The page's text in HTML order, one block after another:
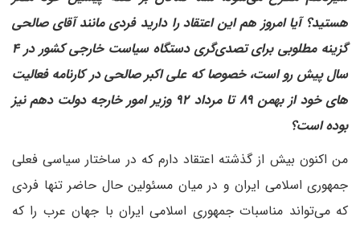
هستید؟ آیا امروز هم این اعتقاد را دارید فردی مانند آقای صالحی
گزینه مطلوبی برای تصدی‌گری دستگاه سیاست خارجی کشور در ۴
سال پیش رو است، خصوصا که علی اکبر صالحی در کارنامه فعالیت
های خود از بهمن ۸۹ تا مرداد ۹۲ وزیر امور خارجه دولت دهم نیز
بوده است؟
من اکنون بیش از گذشته اعتقاد دارم که در ساختار سیاسی فعلی
جمهوری اسلامی ایران و در میان مسئولین حال حاضر تنها فردی
که می‌تواند مناسبات جمهوری اسلامی ایران با جهان عرب را که